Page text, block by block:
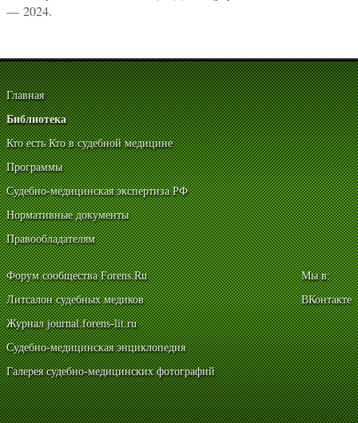
— 2024.
Главная
Библиотека
Кто есть Кто в судебной медицине
Программы
Судебно-медицинская экспертиза РФ
Нормативные документы
Правообладателям
Форум сообщества Forens.Ru
Литсалон судебных медиков
Журнал journal.forens-lit.ru
Судебно-медицинская энциклопедия
Галерея судебно-медицинских фотографий
Мы в:
ВКонтакте